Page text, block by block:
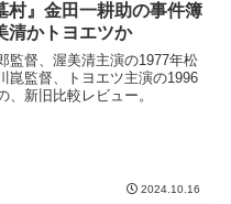
村』金田一耕助の事件簿
かトヨエツか
監督、渥美清主演の1977年松
崑監督、トヨエツ主演の1996
、新旧比較レビュー。
2024.10.16